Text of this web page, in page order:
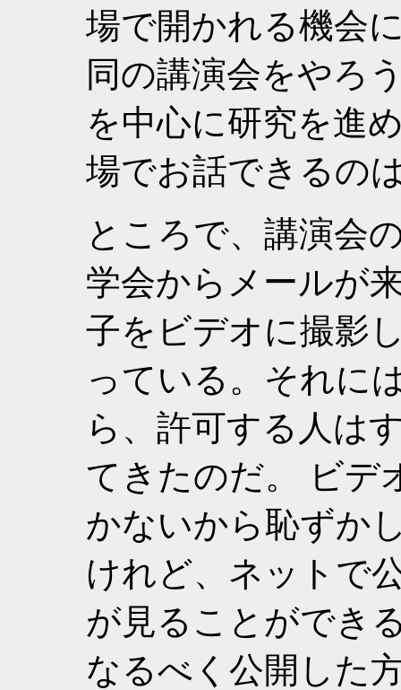
場で開かれる機会
同の講演会をやろ
を中心に研究を進
場でお話できるの
ところで、講演会
学会からメールが
子をビデオに撮影
っている。それに
ら、許可する人は
てきたのだ。 ビデ
かないから恥ずか
けれど、ネットで
が見ることができ
なるべく公開した